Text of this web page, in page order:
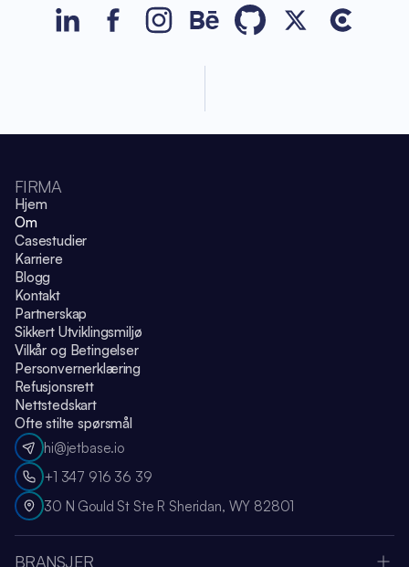
JetBase on LinkedIn
JetBase on Facebook
JetBase on Instagram
JetBase on Behance
JetBase on GitHub
JetBase on Xcom
JetBase
FIRMA
Hjem
Om
Casestudier
Karriere
Blogg
Kontakt
Partnerskap
Sikkert Utviklingsmiljø
Vilkår og Betingelser
Personvernerklæring
Refusjonsrett
Nettstedskart
Ofte stilte spørsmål
hi@jetbase.io
+1 347 916 36 39
30 N Gould St Ste R Sheridan, WY 82801
BRANSJER